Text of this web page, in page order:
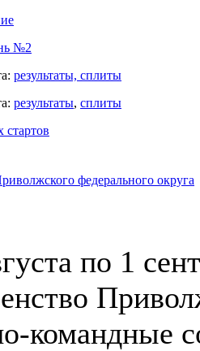
№2
результаты, сплиты
результаты, сплиты
стартов
федерального округа
по 1
командные